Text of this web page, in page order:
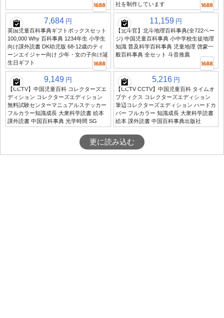
社を制作しています
7,684 円
英国児童百科事典ギフトボックスセット
100,000 Why 百科事典 1234年生 小学生
向け課外読書 DK幼児版 68-12歳のティ
ーンエイジャー向け 少年・女の子向け誕
生日ギフト
11,159 円
【北斗官】北斗地理百科事典(全722ペー
ジ) 中国児童百科事典 小中学校生徒地理
知識 普及科学百科事典 児童地理 啓蒙一
般百科事典 全セット 斗音推薦
9,149 円
【CCTV】中国児童百科 コレクターズエ
ディション コレクターズエディション
無料試験センターマニュアルステッカー
フルカラー知識成長 大衆科学読書 絵本
課外読書 中国百科事典 光学時間 SG
5,216 円
【CCTV CCTV】中国児童百科 タイムオ
プティクス コレクターズエディション
筆辺コレクターズエディション ハードカ
バー フルカラー 知識成長 大衆科学読書
絵本 課外読書 中国百科事典出版社
更に読み込む